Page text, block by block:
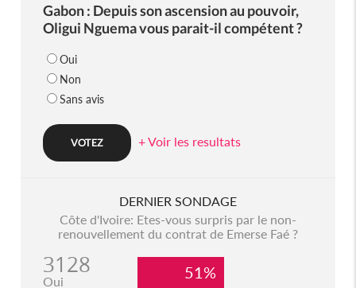
Gabon : Depuis son ascension au pouvoir,
Oligui Nguema vous parait-il compétent ?
Oui
Non
Sans avis
+ Voir les resultats
DERNIER SONDAGE
Côte d'Ivoire: Etes-vous surpris par le non-
renouvellement du contrat de Emerse Faé ?
3128
Oui 51%